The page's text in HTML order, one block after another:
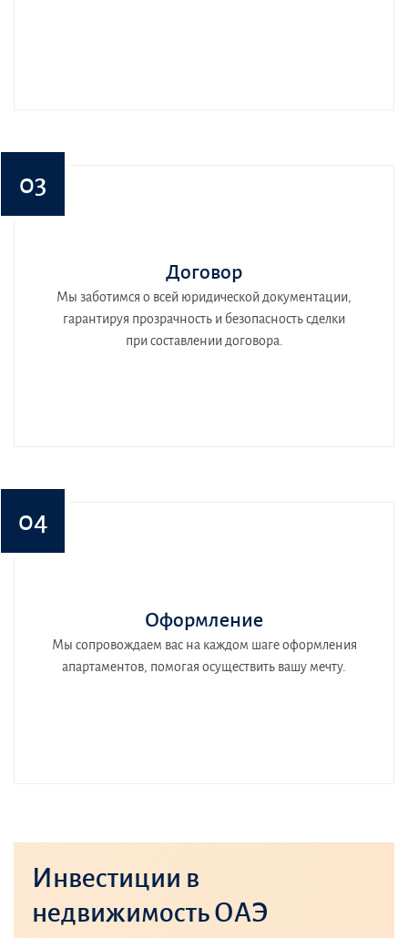
03
Договор
Мы заботимся о всей юридической документации,
гарантируя прозрачность и безопасность сделки
при составлении договора.
04
Оформление
Мы сопровождаем вас на каждом шаге оформления
апартаментов, помогая осуществить вашу мечту.
Инвестиции в
недвижимость ОАЭ